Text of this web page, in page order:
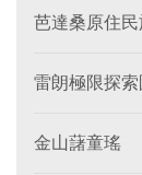
芭達桑原住
雷朗極限探索
金山藷童瑤